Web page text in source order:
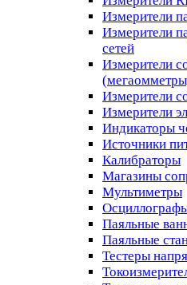
Измерители
Измерители
сетей
Измерители
Измерители
Измерители
Индикаторы
Источники
Калибраторы
Магазины
Мультиметры
Паяльные
Паяльные
Тестеры